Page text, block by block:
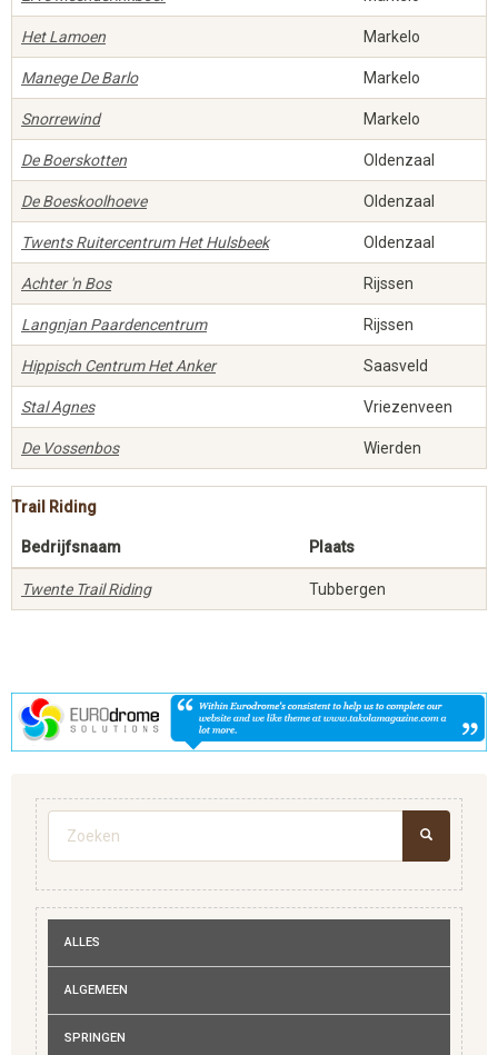
Het Lamoen Markelo
Manege De Barlo Markelo
Snorrewind Markelo
De Boerskotten Oldenzaal
De Boeskoolhoeve Oldenzaal
Twents Ruitercentrum Het Hulsbeek Oldenzaal
Achter 'n Bos Rijssen
Langnjan Paardencentrum Rijssen
Hippisch Centrum Het Anker Saasveld
Stal Agnes Vriezenveen
De Vossenbos Wierden
Trail Riding
Bedrijfsnaam Plaats
Twente Trail Riding Tubbergen
Zoekveld
ALLES
ALGEMEEN
SPRINGEN